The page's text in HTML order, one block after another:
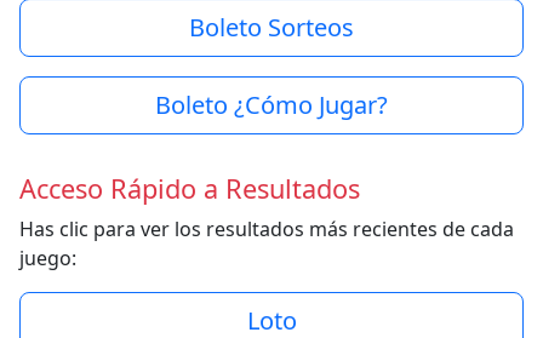
Boleto Sorteos
Boleto ¿Cómo Jugar?
Acceso Rápido a Resultados
Has clic para ver los resultados más recientes de cada
juego:
Loto